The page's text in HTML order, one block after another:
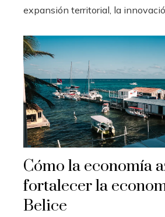
expansión territorial, la
Cómo la economía
fortalecer la
Belice